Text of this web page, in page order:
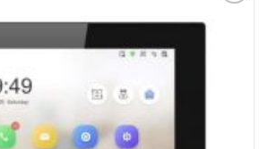
Hozzáadás a
kívánságlistához